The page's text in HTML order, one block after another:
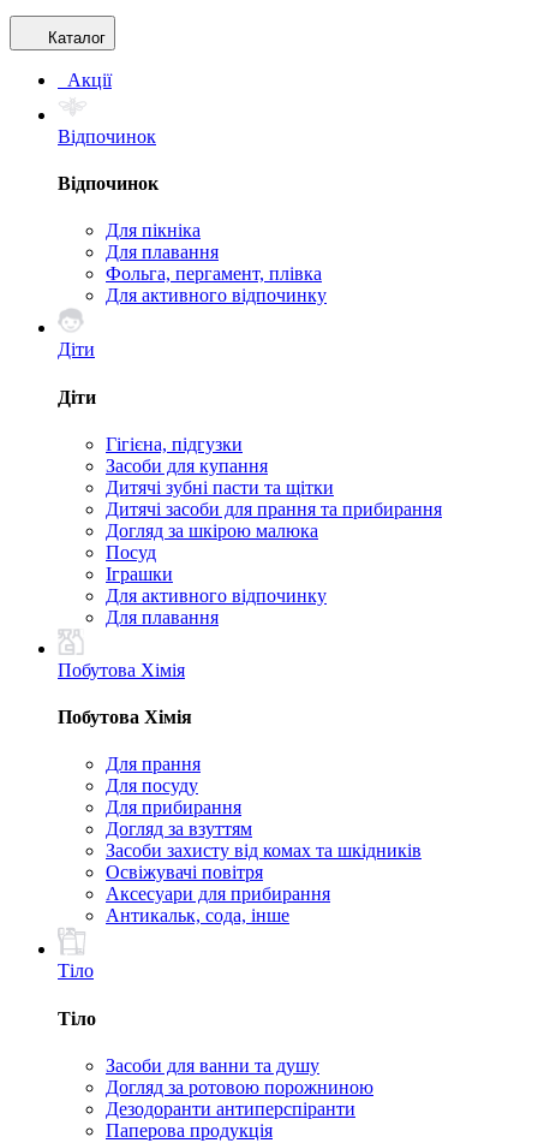
Каталог
Акції
Відпочинок
Відпочинок
Для пікніка
Для плавання
Фольга, пергамент, плівка
Для активного відпочинку
Діти
Діти
Гігієна, підгузки
Засоби для купання
Дитячі зубні пасти та щітки
Дитячі засоби для прання та прибирання
Догляд за шкірою малюка
Посуд
Іграшки
Для активного відпочинку
Для плавання
Побутова Хімія
Побутова Хімія
Для прання
Для посуду
Для прибирання
Догляд за взуттям
Засоби захисту від комах та шкідників
Освіжувачі повітря
Аксесуари для прибирання
Антикальк, сода, інше
Тіло
Тіло
Засоби для ванни та душу
Догляд за ротовою порожниною
Дезодоранти антиперспіранти
Паперова продукція